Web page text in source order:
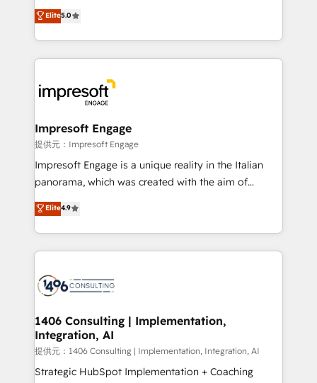
Antropic's Claude business transformation, with
offices in Dublin, Munich, Rotterdam, Lisbon, and
New York. We help organisations unlock their full
revenue potential by deeply integrating core
beyond, with HubSpot, and layering Anthropic's
Claude AI across the processes that matter most.
From automating complex workflows to surfacing
insights buried in data, we build intelligent systems
that think, connect, and scale. Our approach goes
beyond configuration. We embed ourselves in our
actually runs, and architect solutions that make
technology work harder — so their people don't
Elite5.0
Impresoft Engage
提供元：Impresoft Engage
Impresoft Engage is a unique reality in the Italian
panorama, which was created with the aim of
putting Customer Experience at the center by
creating digital environments capable of integrating
people, processes and data. We offer the best
digital solutions on the market, ranging from CRM
marketing automation to online and offline sales
allowing companies to optimize processes and meet
the needs of the customer. We are part of Impresoft
Group, a group of specialized and complementary
companies that divide their offer into 4
Elite4.9
1406 Consulting | Implementation,
Integration, AI
提供元：1406 Consulting | Implementation, Integration, AI
Strategic HubSpot Implementation + Coaching